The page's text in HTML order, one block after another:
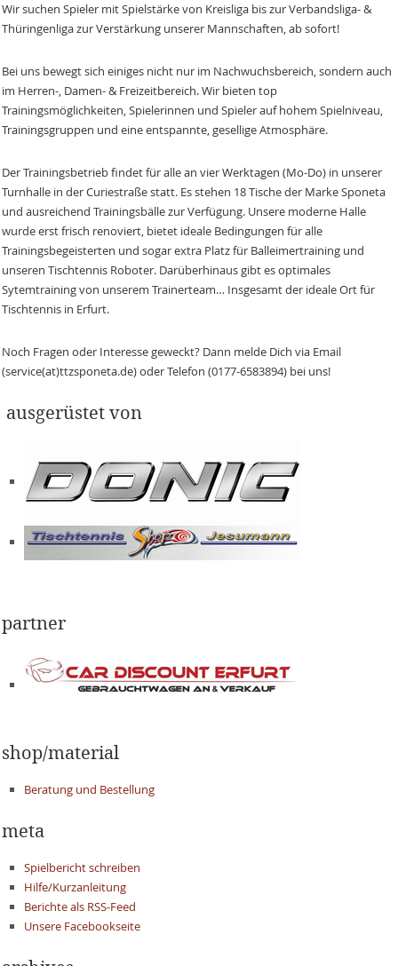
Wir suchen Spieler mit Spielstärke von Kreisliga bis zur Verbandsliga- &
Thüringenliga zur Verstärkung unserer Mannschaften, ab sofort!
Bei uns bewegt sich einiges nicht nur im Nachwuchsbereich, sondern auch
im Herren-, Damen- & Freizeitbereich. Wir bieten top
Trainingsmöglichkeiten, Spielerinnen und Spieler auf hohem Spielniveau,
Trainingsgruppen und eine entspannte, gesellige Atmosphäre.
Der Trainingsbetrieb findet für alle an vier Werktagen (Mo-Do) in unserer
Turnhalle in der Curiestraße statt. Es stehen 18 Tische der Marke Sponeta
und ausreichend Trainingsbälle zur Verfügung. Unsere moderne Halle
wurde erst frisch renoviert, bietet ideale Bedingungen für alle
Trainingsbegeisterten und sogar extra Platz für Balleimertraining und
unseren Tischtennis Roboter. Darüberhinaus gibt es optimales
Sytemtraining von unserem Trainerteam… Insgesamt der ideale Ort für
Tischtennis in Erfurt.
Noch Fragen oder Interesse geweckt? Dann melde Dich via Email
(service(at)ttzsponeta.de) oder Telefon (0177-6583894) bei uns!
ausgerüstet von
partner
shop/material
Beratung und Bestellung
meta
Spielbericht schreiben
Hilfe/Kurzanleitung
Berichte als RSS-Feed
Unsere Facebookseite